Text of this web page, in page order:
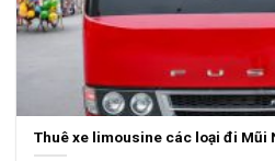
Thuê xe limousine các loại đi Mũi